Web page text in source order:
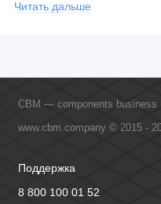
официальными
Читать дальше
CBM — components business
www.cbm.company © 2015 -
Поддержка
8 800 100 01 52